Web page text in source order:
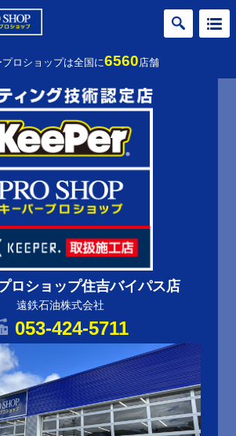
プロショップは全国に6560店舗
ロショップ住吉バイパス店
遠鉄石油株式会社
053-424-5711